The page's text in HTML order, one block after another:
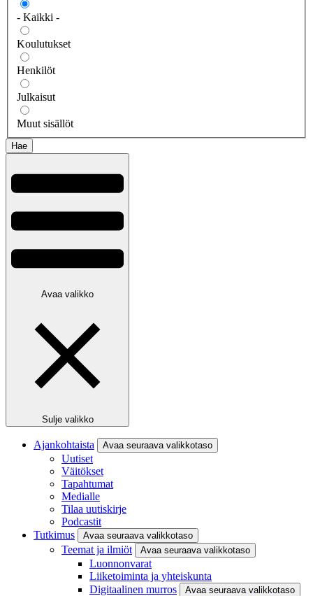
- Kaikki -
Koulutukset
Henkilöt
Julkaisut
Muut sisällöt
Avaa valikko
Sulje valikko
Ajankohtaista Avaa seuraava valikkotaso
Uutiset
Väitökset
Tapahtumat
Medialle
Tilaa uutiskirje
Podcastit
Tutkimus
Avaa seuraava valikkotaso
Teemat ja ilmiöt Avaa seuraava valikkotaso
Luonnonvarat
Liiketoiminta ja yhteiskunta
Digitaalinen murros
Avaa seuraava valikkotaso